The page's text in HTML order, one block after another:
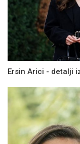
Ersin Arici - detalji